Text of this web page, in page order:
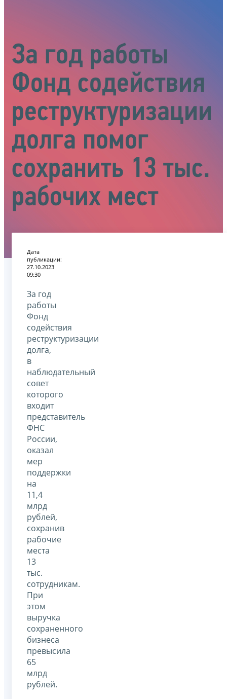
За год работы
Фонд содействия
реструктуризации
долга помог
сохранить 13 тыс.
рабочих мест
Дата
публикации:
27.10.2023
09:30
За год
работы
Фонд
содействия
реструктуризации
долга,
в
наблюдательный
совет
которого
входит
представитель
ФНС
России,
оказал
мер
поддержки
на
11,4
млрд
рублей,
сохранив
рабочие
места
13
тыс.
сотрудникам.
При
этом
выручка
сохраненного
бизнеса
превысила
65
млрд
рублей.